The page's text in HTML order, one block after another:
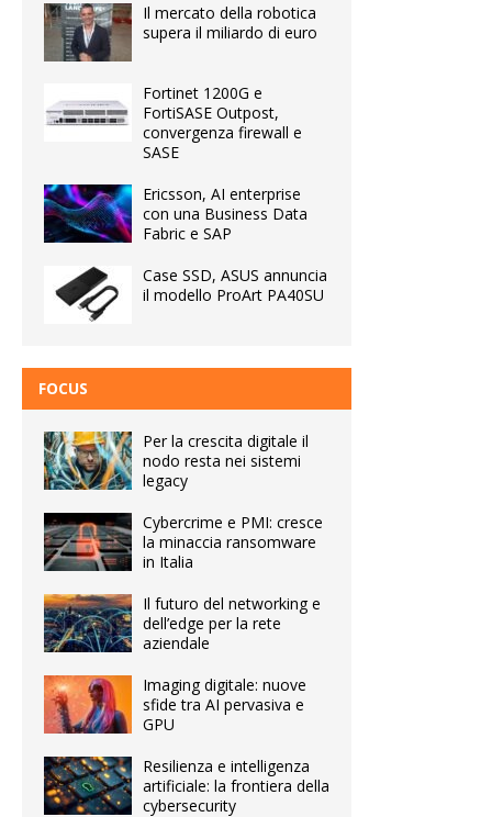
Il mercato della robotica
supera il miliardo di euro
Fortinet 1200G e
FortiSASE Outpost,
convergenza firewall e
SASE
Ericsson, AI enterprise
con una Business Data
Fabric e SAP
Case SSD, ASUS annuncia
il modello ProArt PA40SU
FOCUS
Per la crescita digitale il
nodo resta nei sistemi
legacy
Cybercrime e PMI: cresce
la minaccia ransomware
in Italia
Il futuro del networking e
dell’edge per la rete
aziendale
Imaging digitale: nuove
sfide tra AI pervasiva e
GPU
Resilienza e intelligenza
artificiale: la frontiera della
cybersecurity